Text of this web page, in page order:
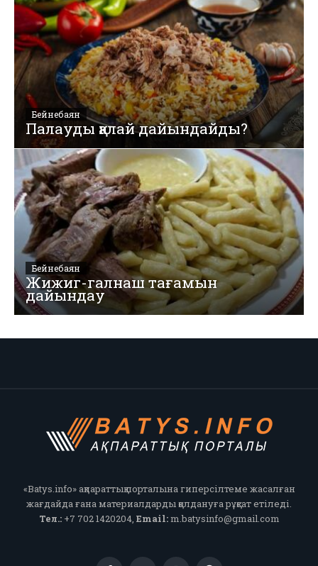
Бейнебаян
Палауды қалай дайындайды?
Бейнебаян
Жижиг-галнаш тағамын
дайындау
«Batys.info» ақпараттық порталына гиперсілтеме жасалған
жағдайда ғана материалдарды қолдануға рұқсат етіледі.
Тел.:+7 702 1420204, Email:m.batysinfo@gmail.com